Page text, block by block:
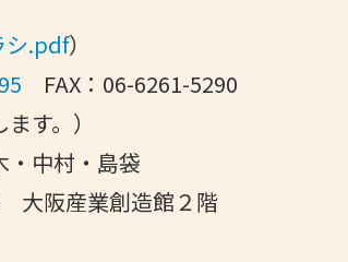
シ.pdf）
FAX：06-6261-5290
。）
中村・島袋
産業創造館２階